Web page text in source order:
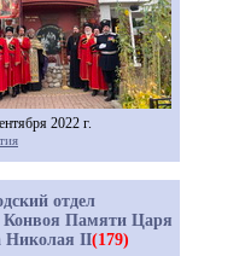
2022 г.
отдел
Конвоя Памяти Царя
Николая II(179)